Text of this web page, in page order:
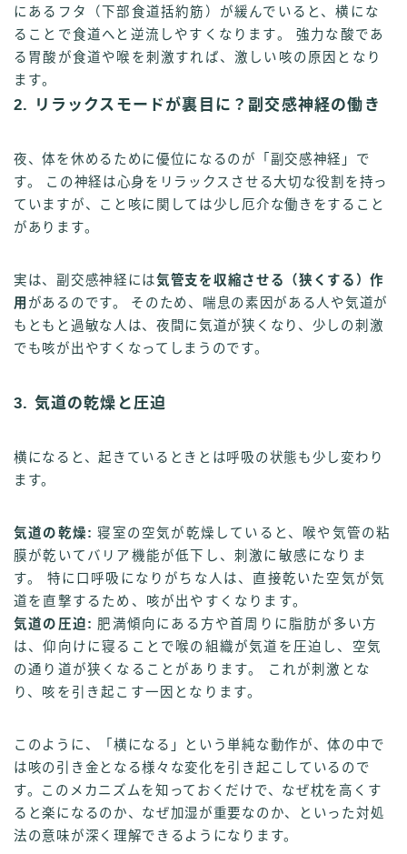
にあるフタ（下部食道括約筋）が緩んでいると、横にな
ることで食道へと逆流しやすくなります。 強力な酸であ
る胃酸が食道や喉を刺激すれば、激しい咳の原因となり
ます。
2. リラックスモードが裏目に？副交感神経の働き
夜、体を休めるために優位になるのが「副交感神経」で
す。 この神経は心身をリラックスさせる大切な役割を持っ
ていますが、こと咳に関しては少し厄介な働きをすること
があります。
実は、副交感神経には気管支を収縮させる（狭くする）作
用 があるのです。 そのため、喘息の素因がある人や気道が
もともと過敏な人は、夜間に気道が狭くなり、少しの刺激
でも咳が出やすくなってしまうのです。
3. 気道の乾燥と圧迫
横になると、起きているときとは呼吸の状態も少し変わり
ます。
気道の乾燥: 寝室の空気が乾燥していると、喉や気管の粘
膜が乾いてバリア機能が低下し、刺激に敏感になりま
す。 特に口呼吸になりがちな人は、直接乾いた空気が気
道を直撃するため、咳が出やすくなります。
気道の圧迫: 肥満傾向にある方や首周りに脂肪が多い方
は、仰向けに寝ることで喉の組織が気道を圧迫し、空気
の通り道が狭くなることがあります。 これが刺激とな
り、咳を引き起こす一因となります。
このように、「横になる」という単純な動作が、体の中で
は咳の引き金となる様々な変化を引き起こしているので
す。このメカニズムを知っておくだけで、なぜ枕を高くす
ると楽になるのか、なぜ加湿が重要なのか、といった対処
法の意味が深く理解できるようになります。